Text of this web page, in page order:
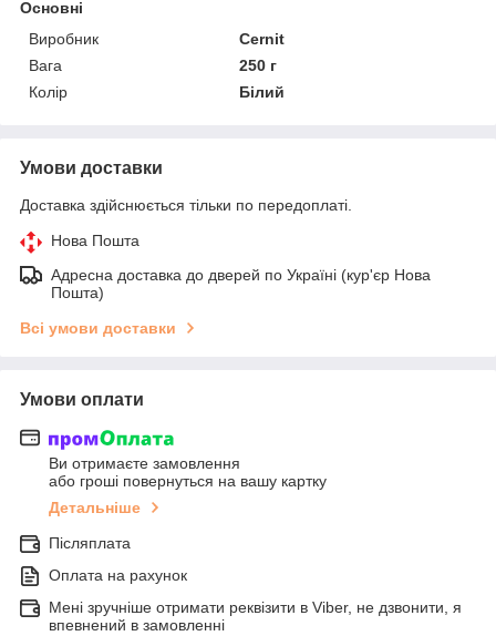
Основні
Виробник
Cernit
Вага
250 г
Колір
Білий
Умови доставки
Доставка здійснюється тільки по передоплаті.
Нова Пошта
Адресна доставка до дверей по Україні (кур'єр Нова
Пошта)
Всі умови доставки
Умови оплати
Ви отримаєте замовлення
або гроші повернуться на вашу картку
Детальніше
Післяплата
Оплата на рахунок
Мені зручніше отримати реквізити в Viber, не дзвонити, я
впевнений в замовленні